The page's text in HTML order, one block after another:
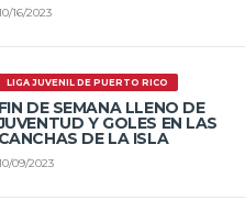
16/2023
LIGA JUVENIL DE PUERTO RICO
FIN DE SEMANA LLENO DE
Y GOLES EN LAS
CANCHAS DE LA ISLA
09/2023